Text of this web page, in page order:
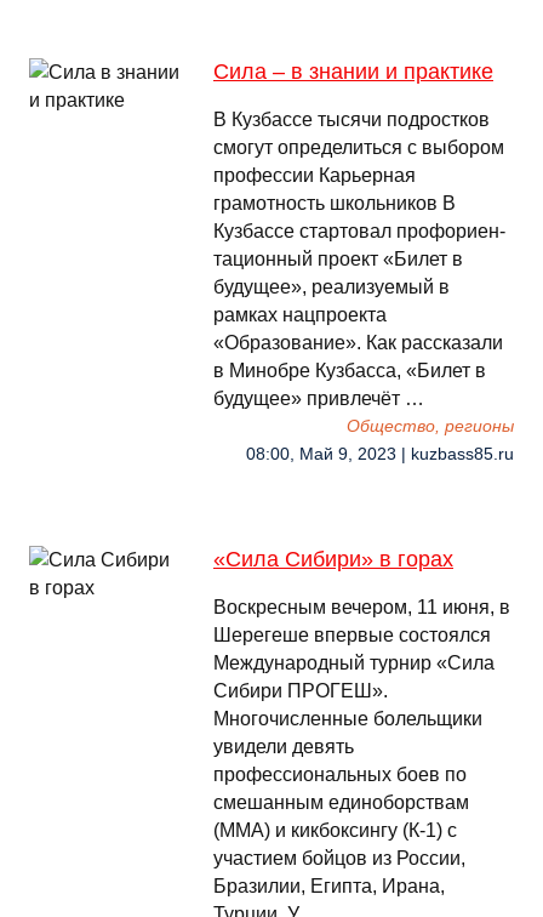
Сила – в знании и практике
В Кузбассе тысячи подростков
смогут определиться с выбором
профессии Карьерная
грамотность школьников В
Кузбассе стартовал проф­ориен­
тационный проект «Билет в
будущее», реализуемый в
рамках нацпроекта
«Образование». Как рассказали
в Минобре Кузбасса, «Билет в
будущее» привлечёт …
Общество, регионы
08:00, Май 9, 2023 | kuzbass85.ru
«Сила Сибири» в горах
Воскресным вечером, 11 июня, в
Шерегеше впервые состоялся
Международный турнир «Сила
Сибири ПРОГЕШ».
Многочисленные болельщики
увидели девять
профессиональных боев по
смешанным единоборствам
(ММА) и кикбоксингу (К-1) с
участием бойцов из России,
Бразилии, Египта, Ирана,